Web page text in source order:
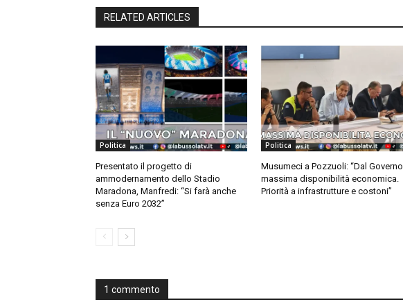
RELATED ARTICLES
Politica
Presentato il progetto di
ammodernamento dello Stadio
Maradona, Manfredi: “Si farà anche
senza Euro 2032”
Politica
Musumeci a Pozzuoli: “Dal Governo
massima disponibilità economica.
Priorità a infrastrutture e costoni”
1 commento